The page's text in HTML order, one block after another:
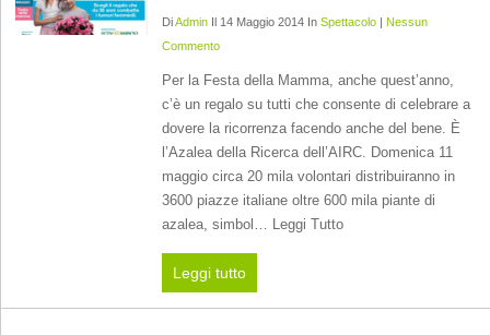
DiAdminIl 14 Maggio 2014 In Spettacolo| Nessun
Commento
Per la Festa della Mamma, anche quest’anno,
c’è un regalo su tutti che consente di celebrare a
dovere la ricorrenza facendo anche del bene. È
l’Azalea della Ricerca dell’AIRC. Domenica 11
maggio circa 20 mila volontari distribuiranno in
3600 piazze italiane oltre 600 mila piante di
azalea, simbol… Leggi Tutto
Leggi tutto